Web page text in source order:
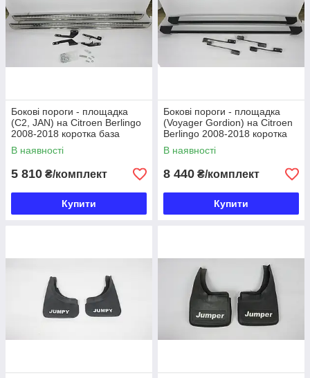
Бокові пороги - площадка
(C2, JAN) на Citroen Berlingo
2008-2018 коротка база
В наявності
5 810 ₴/комплект
Купити
Бокові пороги - площадка
(Voyager Gordion) на Citroen
Berlingo 2008-2018 коротка
база
В наявності
8 440 ₴/комплект
Купити